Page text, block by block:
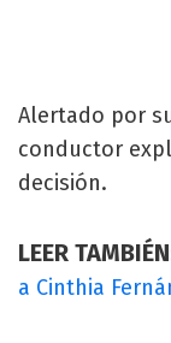
Alertado por
conductor
decisión.
LEER TAMBIÉN
a Cinthia